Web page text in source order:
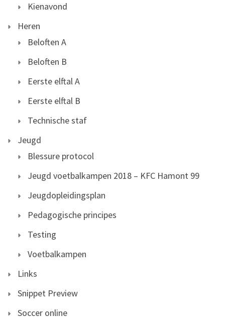
Kienavond
Heren
Beloften A
Beloften B
Eerste elftal A
Eerste elftal B
Technische staf
Jeugd
Blessure protocol
Jeugd voetbalkampen 2018 – KFC Hamont 99
Jeugdopleidingsplan
Pedagogische principes
Testing
Voetbalkampen
Links
Snippet Preview
Soccer online